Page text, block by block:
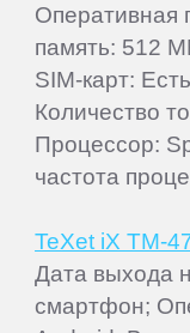
Оперативная
память: 512
SIM-карт:
Количество
Процессор:
частота
TeXet iX TM-
Дата выхода
смартфон;